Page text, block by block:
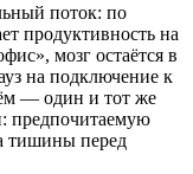
поток: по
продуктивность на
мозг остаётся в
на подключение к
— один и тот же
предпочитаемую
тишины перед